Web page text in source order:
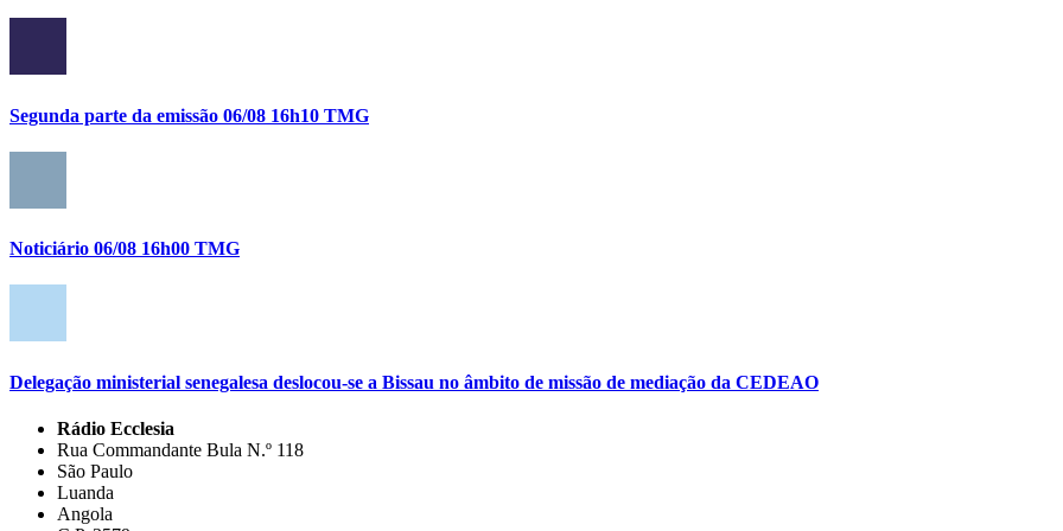
Segunda parte da emissão 06/08 16h10 TMG
Noticiário 06/08 16h00 TMG
Delegação ministerial senegalesa deslocou-se a Bissau no âmbito de missão de mediação da CEDEAO
Rádio Ecclesia
Rua Commandante Bula N.º 118
São Paulo
Luanda
Angola